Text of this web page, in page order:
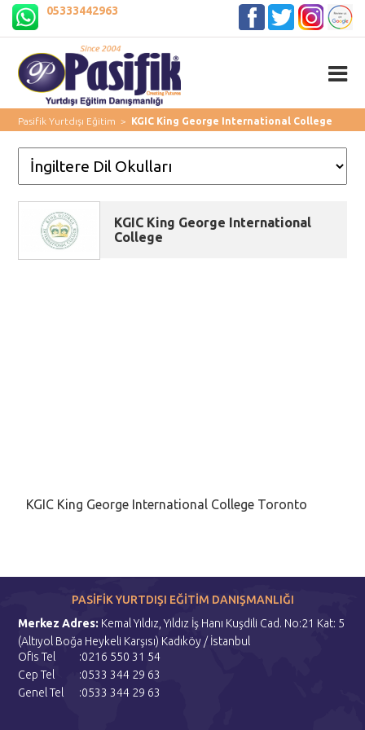
05333442963
Pasifik Yurtdışı Eğitim> KGIC King George International College
KGIC King George International
College
KGIC King George International College Toronto
PASİFİK YURTDIŞI EĞİTİM DANIŞMANLIĞI
Merkez Adres: Kemal Yıldız, Yıldız İş Hanı Kuşdili Cad. No:21 Kat: 5
(Altıyol Boğa Heykeli Karşısı) Kadıköy / İstanbul
Ofis Tel
:0216 550 31 54
Cep Tel
:0533 344 29 63
Genel Tel
:0533 344 29 63